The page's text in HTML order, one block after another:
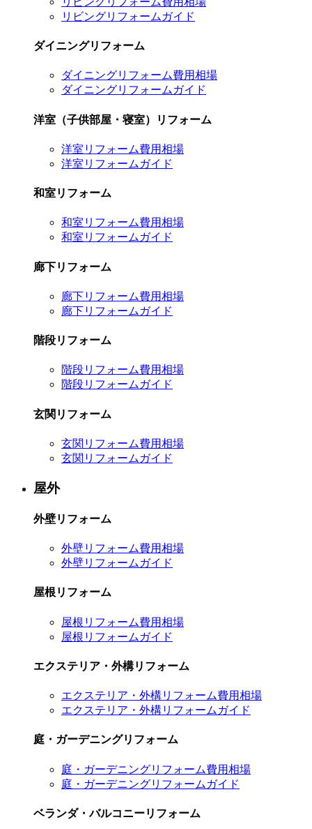
リビングリフォームガイド
ダイニングリフォーム
ダイニングリフォーム費用相場
ダイニングリフォームガイド
洋室（子供部屋・寝室）リフォーム
洋室リフォーム費用相場
洋室リフォームガイド
和室リフォーム
和室リフォーム費用相場
和室リフォームガイド
廊下リフォーム
廊下リフォーム費用相場
廊下リフォームガイド
階段リフォーム
階段リフォーム費用相場
階段リフォームガイド
玄関リフォーム
玄関リフォーム費用相場
玄関リフォームガイド
屋外
外壁リフォーム
外壁リフォーム費用相場
外壁リフォームガイド
屋根リフォーム
屋根リフォーム費用相場
屋根リフォームガイド
エクステリア・外構リフォーム
エクステリア・外構リフォーム費用相場
エクステリア・外構リフォームガイド
庭・ガーデニングリフォーム
庭・ガーデニングリフォーム費用相場
庭・ガーデニングリフォームガイド
ベランダ・バルコニーリフォーム